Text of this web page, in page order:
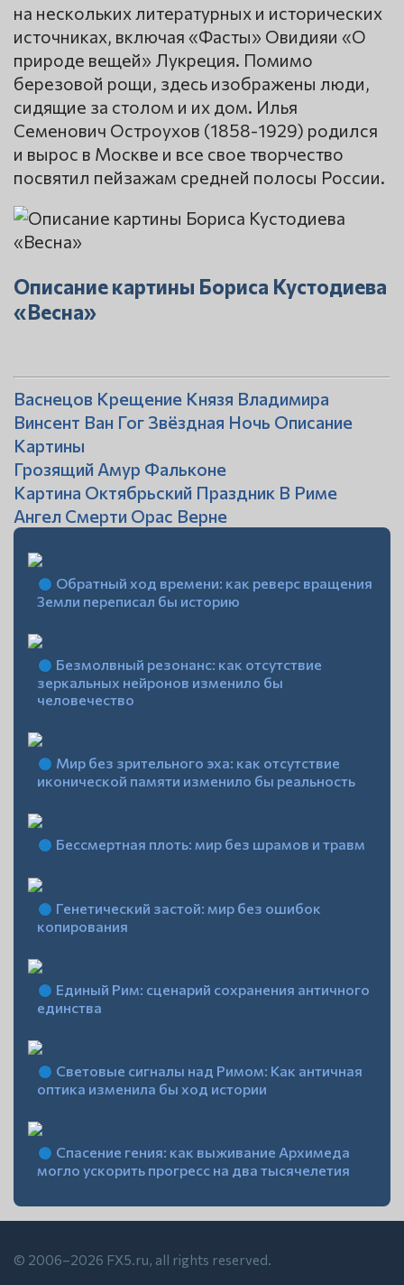
на нескольких литературных и исторических
источниках, включая «Фасты» Овидияи «О
природе вещей» Лукреция. Помимо
березовой рощи, здесь изображены люди,
сидящие за столом и их дом. Илья
Семенович Остроухов (1858-1929) родился
и вырос в Москве и все свое творчество
посвятил пейзажам средней полосы России.
Описание картины Бориса Кустодиева
«Весна»
Васнецов Крещение Князя Владимира
Винсент Ван Гог Звёздная Ночь Описание
Картины
Грозящий Амур Фальконе
Картина Октябрьский Праздник В Риме
Ангел Смерти Орас Верне
Обратный ход времени: как реверс вращения
Земли переписал бы историю
Безмолвный резонанс: как отсутствие
зеркальных нейронов изменило бы
человечество
Мир без зрительного эха: как отсутствие
иконической памяти изменило бы реальность
Бессмертная плоть: мир без шрамов и травм
Генетический застой: мир без ошибок
копирования
Единый Рим: сценарий сохранения античного
единства
Световые сигналы над Римом: Как античная
оптика изменила бы ход истории
Спасение гения: как выживание Архимеда
могло ускорить прогресс на два тысячелетия
© 2006–2026 FX5.ru, all rights reserved.